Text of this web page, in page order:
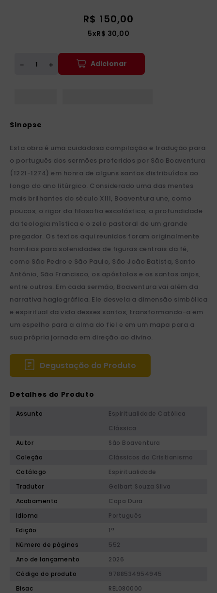
R$ 150,00
5xR$ 30,00
＋
－ Adicionar
Esta obra é uma cuidadosa compilação e tradução para
o português dos sermões proferidos por São Boaventura
(1221-1274) em honra de alguns santos distribuídos ao
longo do ano litúrgico. Considerado uma das mentes
mais brilhantes do século XIII, Boaventura une, como
poucos, o rigor da filosofia escolástica, a profundidade
da teologia mística e o zelo pastoral de um grande
pregador. Os textos aqui reunidos foram originalmente
homilias para solenidades de figuras centrais da fé,
como São Pedro e São Paulo, São João Batista, Santo
Antônio, São Francisco, os apóstolos e os santos anjos,
entre outros. Em cada sermão, Boaventura vai além da
narrativa hagiográfica. Ele desvela a dimensão simbólica
e espiritual da vida desses santos, transformando-a em
um espelho para a alma do fiel e em um mapa para a
sua própria jornada em direção ao divino.
Degustação do Produto
Detalhes do Produto
Assunto
Espiritualidade Católica
Clássica
Autor
São Boaventura
Coleção
Clássicos do Cristianismo
Catálogo
Espiritualidade
Tradutor
Gelbart Souza Silva
Acabamento
Capa Dura
Idioma
Português
Edição
1ª
Número de páginas
552
Ano de lançamento
2026
Código do produto
9788534954945
Bisac
REL080000